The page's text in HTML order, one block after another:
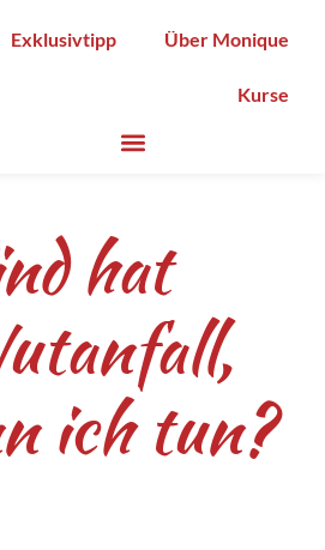
Exklusivtipp Über Monique
Kurse
hat
ich tun?